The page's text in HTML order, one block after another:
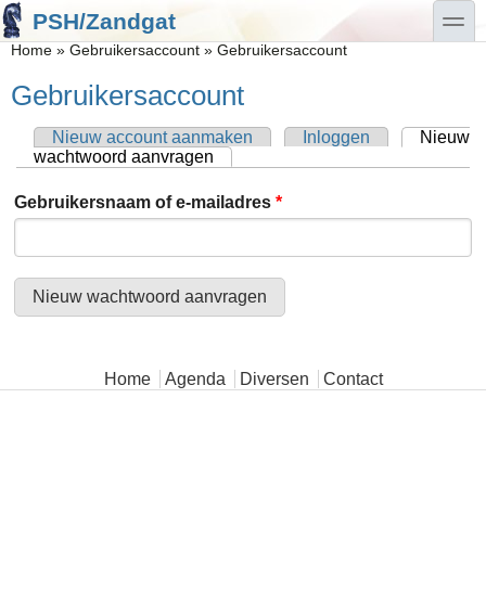
Overslaan en naar de algemene inhoud gaan
Skip to search
PSH/Zandgat
toggle
U bent hier
Home » Gebruikersaccount » Gebruikersaccount
Gebruikersaccount
Primaire tabs
Nieuw account aanmaken Inloggen
Nieuw
wachtwoord aanvragen
Gebruikersnaam of e-mailadres*
Home Agenda Diversen Contact